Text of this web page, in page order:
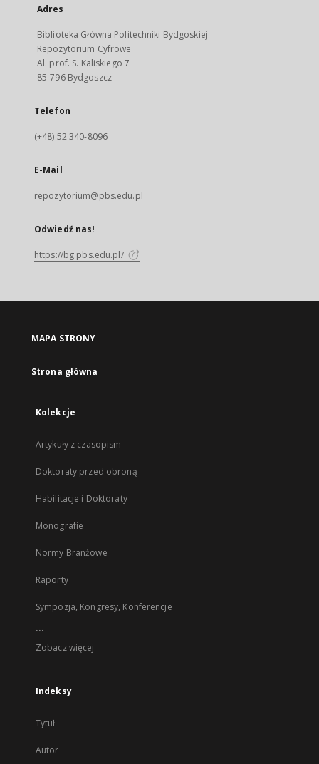
Adres
Biblioteka Główna Politechniki Bydgoskiej
Repozytorium Cyfrowe
Al. prof. S. Kaliskiego 7
85-796 Bydgoszcz
Telefon
(+48) 52 340-8096
E-Mail
repozytorium@pbs.edu.pl
Odwiedź nas!
https://bg.pbs.edu.pl/
MAPA STRONY
Strona główna
Kolekcje
Artykuły z czasopism
Doktoraty przed obroną
Habilitacje i Doktoraty
Monografie
Normy Branżowe
Raporty
Sympozja, Kongresy, Konferencje
...
Zobacz więcej
Indeksy
Tytuł
Autor